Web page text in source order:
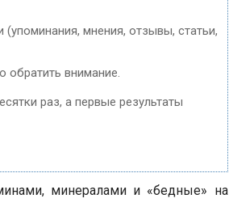
мнения, отзывы, статьи,
обратить внимание.
раз, а первые результаты
минералами и «бедные» на